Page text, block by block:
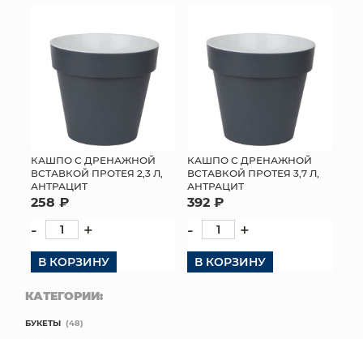
КАШПО С ДРЕНАЖНОЙ
ВСТАВКОЙ ПРОТЕЯ 2,3 Л,
АНТРАЦИТ
258 ₽
- +
В КОРЗИНУ
КАШПО С ДРЕНАЖНОЙ
ВСТАВКОЙ ПРОТЕЯ 3,7 Л,
АНТРАЦИТ
392 ₽
- +
В КОРЗИНУ
КАТЕГОРИИ:
БУКЕТЫ (48)